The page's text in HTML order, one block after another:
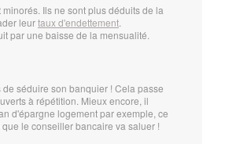
Ils ne sont plus déduits de la
leurtaux d'endettement.
par une baisse de la mensualité.
séduire son banquier ! Cela passe
à répétition. Mieux encore, il
d'épargne logement par exemple, ce
le conseiller bancaire va saluer !